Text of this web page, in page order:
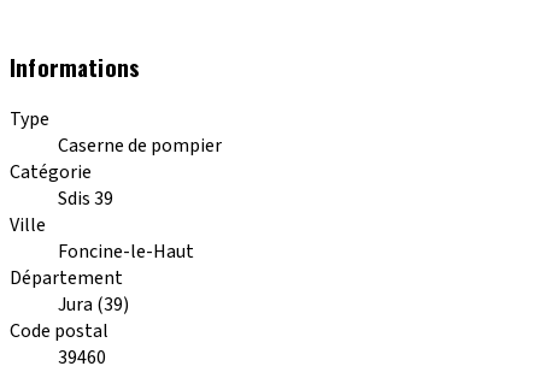
Informations
Type
Caserne de pompier
Catégorie
Sdis 39
Ville
Foncine-le-Haut
Département
Jura (39)
Code postal
39460